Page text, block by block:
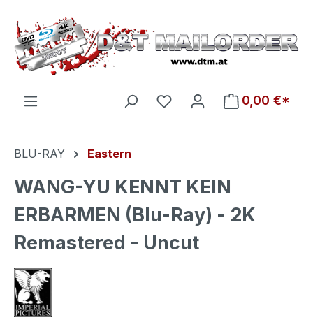
Zum Hauptinhalt springen
Du hast 0 Produkte auf
0,00 €*
BLU-RAY Eastern
WANG-YU KENNT KEIN
ERBARMEN (Blu-Ray) - 2K
Remastered - Uncut